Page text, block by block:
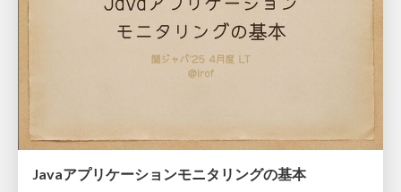
Javaアプリケーションモニタリングの基本